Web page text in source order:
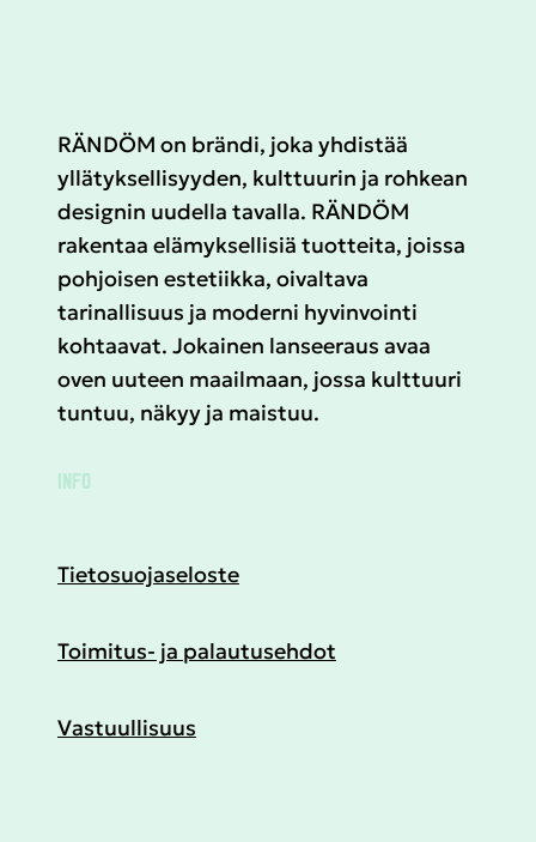
RÄNDÖM on brändi, joka yhdistää
yllätyksellisyyden, kulttuurin ja rohkean
designin uudella tavalla. RÄNDÖM
rakentaa elämyksellisiä tuotteita, joissa
pohjoisen estetiikka, oivaltava
tarinallisuus ja moderni hyvinvointi
kohtaavat. Jokainen lanseeraus avaa
oven uuteen maailmaan, jossa kulttuuri
tuntuu, näkyy ja maistuu.
INFO
Tietosuojaseloste
Toimitus- ja palautusehdot
Vastuullisuus